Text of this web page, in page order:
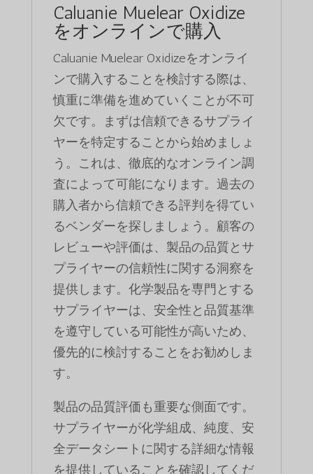
Caluanie Muelear Oxidize
をオンラインで購入
Caluanie Muelear Oxidizeをオンライ
ンで購入することを検討する際は、
慎重に準備を進めていくことが不可
欠です。まずは信頼できるサプライ
ヤーを特定することから始めましょ
う。これは、徹底的なオンライン調
査によって可能になります。過去の
購入者から信頼できる評判を得てい
るベンダーを探しましょう。顧客の
レビューや評価は、製品の品質とサ
プライヤーの信頼性に関する洞察を
提供します。化学製品を専門とする
サプライヤーは、安全性と品質基準
を遵守している可能性が高いため、
優先的に検討することをお勧めしま
す。
製品の品質評価も重要な側面です。
サプライヤーが化学組成、純度、安
全データシートに関する詳細な情報
を提供していることを確認してくだ